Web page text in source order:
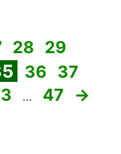
Page
28 Page
29
Page
36 Page
37
… Page
47
→